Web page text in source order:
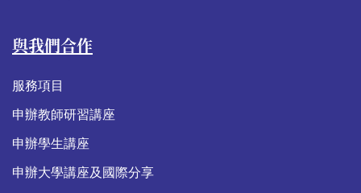
與我們合作
服務項目
申辦教師研習講座
申辦學生講座
申辦大學講座及國際分享